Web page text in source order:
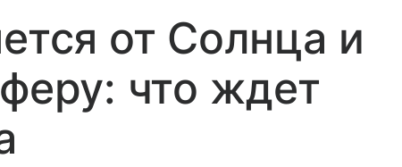
от Солнца и
что ждет